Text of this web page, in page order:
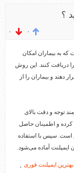
؟
۰ ۰
به بیماران امکان
دریافت کنند. این روش
دهند و بیماران را از
توجه و دقت بالای
کرده و اطمینان حاصل
است. سپس با استفاده
ایمپلنت آماده می‌شود.
بهترین ایمپلنت فوری